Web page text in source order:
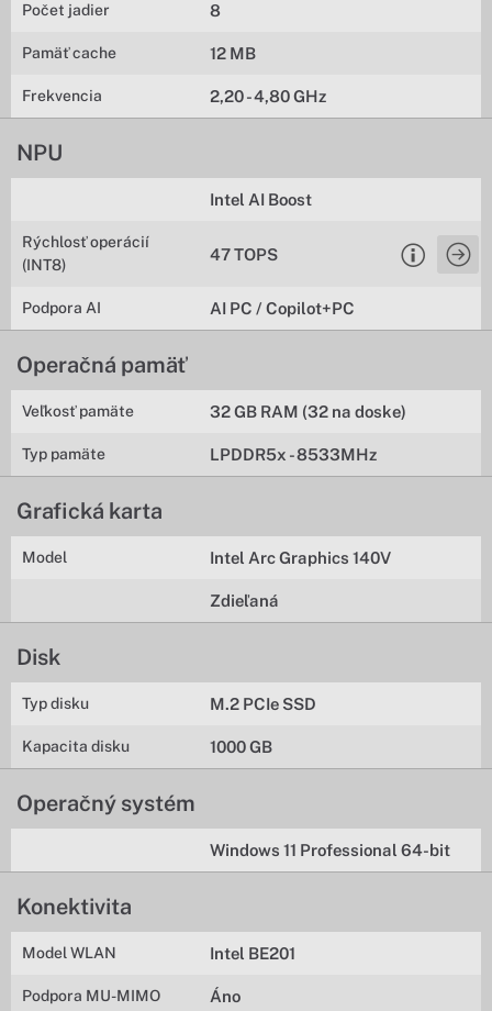
Počet jadier 8
Pamäť cache 12 MB
Frekvencia 2,20 - 4,80 GHz
NPU
Intel AI Boost
Rýchlosť operácií
(INT8)
47 TOPS
Podpora AI AI PC / Copilot+PC
Operačná pamäť
Veľkosť pamäte 32 GB RAM (32 na doske)
Typ pamäte LPDDR5x - 8533MHz
Grafická karta
Model Intel Arc Graphics 140V
Zdieľaná
Disk
Typ disku M.2 PCIe SSD
Kapacita disku 1000 GB
Operačný systém
Windows 11 Professional 64-bit
Konektivita
Model WLAN Intel BE201
Podpora MU-MIMO Áno